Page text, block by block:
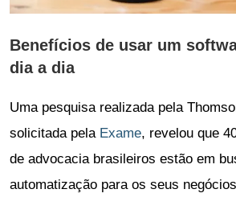
Benefícios de usar um
dia a dia
Uma pesquisa realizada pela
solicitada pela Exame, revelou que
de advocacia brasileiros estão em
automatização para os seus